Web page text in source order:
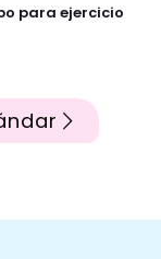
para ejercicio